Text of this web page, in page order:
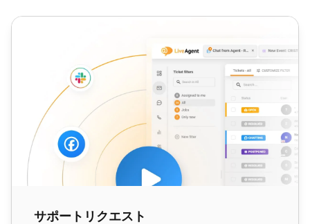
サポートリクエスト
サポートリクエスト